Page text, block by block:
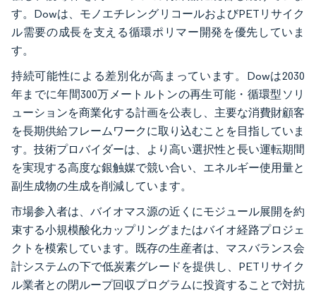
す。Dowは、モノエチレングリコールおよびPETリサイク
ル需要の成長を支える循環ポリマー開発を優先していま
す。
持続可能性による差別化が高まっています。Dowは2030
年までに年間300万メートルトンの再生可能・循環型ソリ
ューションを商業化する計画を公表し、主要な消費財顧客
を長期供給フレームワークに取り込むことを目指していま
す。技術プロバイダーは、より高い選択性と長い運転期間
を実現する高度な銀触媒で競い合い、エネルギー使用量と
副生成物の生成を削減しています。
市場参入者は、バイオマス源の近くにモジュール展開を約
束する小規模酸化カップリングまたはバイオ経路プロジェ
クトを模索しています。既存の生産者は、マスバランス会
計システムの下で低炭素グレードを提供し、PETリサイク
ル業者との閉ループ回収プログラムに投資することで対抗